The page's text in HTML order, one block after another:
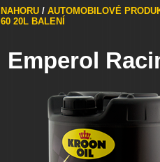
NAHORU / AUTOMOBILOVÉ
60 20L BALENÍ
Emperol